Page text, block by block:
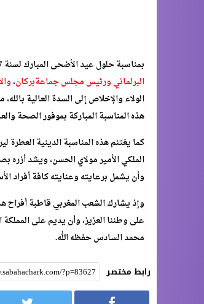
بمناسبة حلول عيد الأضحى المبارك لسنة 1447 هجرية، الموافق ليوم الأربعاء 27 ماي 2026، يتقدم السيد
البرلماني ورئيس مجلس جماعةبركان،
الولاء والإخلاص إلى السدة العالية
هذه المناسبة المباركة بموفور الصحة
كما يغتنم هذه المناسبة الدينية
الملكي الأمير مولاي الحسن، ويشد أزره
وأن يشمل برعايته وعنايته كافة أفراد
وإذ يشارك الشعب المغربي قاطبة أفراح
على وطننا العزيز، وأن يديم على المملكة
محمد السادس حفظه الله.
رابط مختصر